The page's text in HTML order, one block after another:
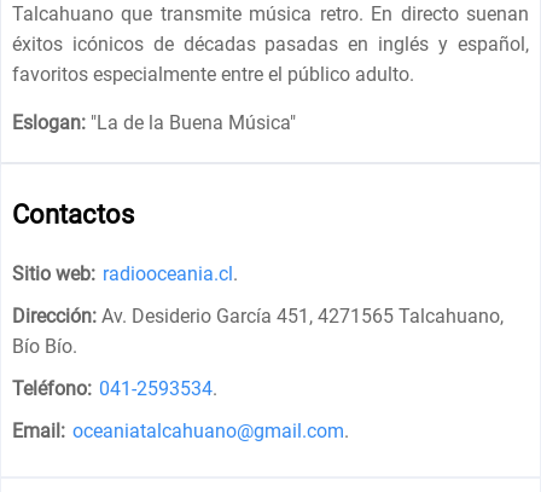
Talcahuano que transmite música retro. En directo suenan
éxitos icónicos de décadas pasadas en inglés y español,
favoritos especialmente entre el público adulto.
Eslogan: "La de la Buena Música"
Contactos
Sitio web: radiooceania.cl.
Dirección: Av. Desiderio García 451, 4271565 Talcahuano,
Bío Bío.
Teléfono: 041-2593534.
Email: oceaniatalcahuano@gmail.com.